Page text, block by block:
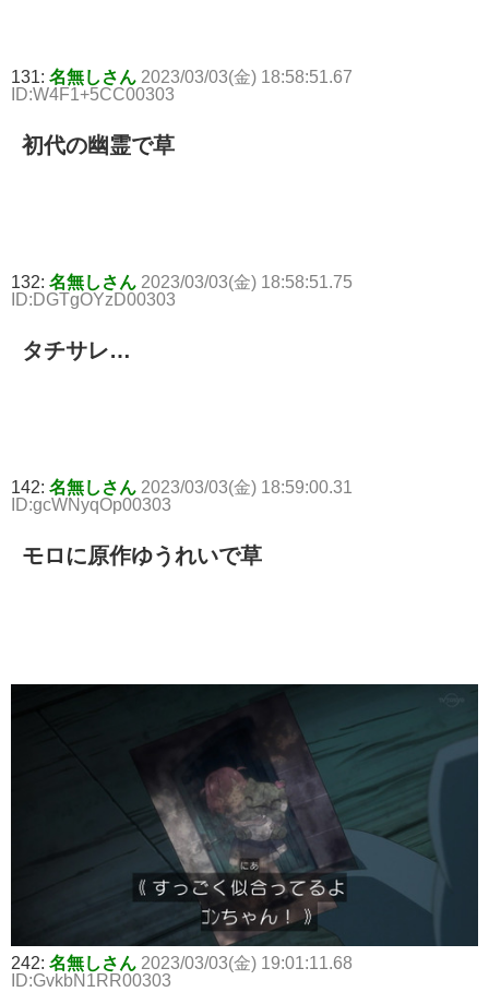
131: 名無しさん 2023/03/03(金) 18:58:51.67
ID:W4F1+5CC00303
初代の幽霊で草
132: 名無しさん 2023/03/03(金) 18:58:51.75
ID:DGTgOYzD00303
タチサレ…
142: 名無しさん 2023/03/03(金) 18:59:00.31
ID:gcWNyqOp00303
モロに原作ゆうれいで草
242: 名無しさん 2023/03/03(金) 19:01:11.68
ID:GvkbN1RR00303